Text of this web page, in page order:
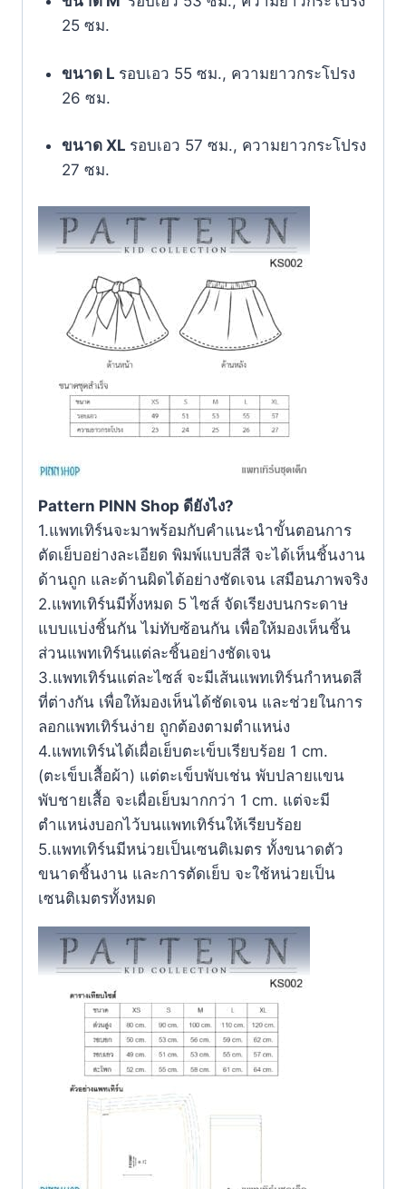
25 ซม.
ขนาด L รอบเอว 55 ซม., ความยาวกระโปรง
26 ซม.
ขนาด XL รอบเอว 57 ซม., ความยาวกระโปรง
27 ซม.
Pattern PINN Shop ดียังไง?
1.แพทเทิร์นจะมาพร้อมกับคำแนะนำขั้นตอนการ
ตัดเย็บอย่างละเอียด พิมพ์แบบสี่สี จะได้เห็นชิ้นงาน
ด้านถูก และด้านผิดได้อย่างชัดเจน เสมือนภาพจริง
2.แพทเทิร์นมีทั้งหมด 5 ไซส์ จัดเรียงบนกระดาษ
แบบแบ่งชิ้นกัน ไม่ทับซ้อนกัน เพื่อให้มองเห็นชิ้น
ส่วนแพทเทิร์นแต่ละชิ้นอย่างชัดเจน
3.แพทเทิร์นแต่ละไซส์ จะมีเส้นแพทเทิร์นกำหนดสี
ที่ต่างกัน เพื่อให้มองเห็นได้ชัดเจน และช่วยในการ
ลอกแพทเทิร์นง่าย ถูกต้องตามตำแหน่ง
4.แพทเทิร์นได้เผื่อเย็บตะเข็บเรียบร้อย 1 cm.
(ตะเข็บเสื้อผ้า) แต่ตะเข็บพับเช่น พับปลายแขน
พับชายเสื้อ จะเผื่อเย็บมากกว่า 1 cm. แต่จะมี
ตำแหน่งบอกไว้บนแพทเทิร์นให้เรียบร้อย
5.แพทเทิร์นมีหน่วยเป็นเซนติเมตร ทั้งขนาดตัว
ขนาดชิ้นงาน และการตัดเย็บ จะใช้หน่วยเป็น
เซนติเมตรทั้งหมด